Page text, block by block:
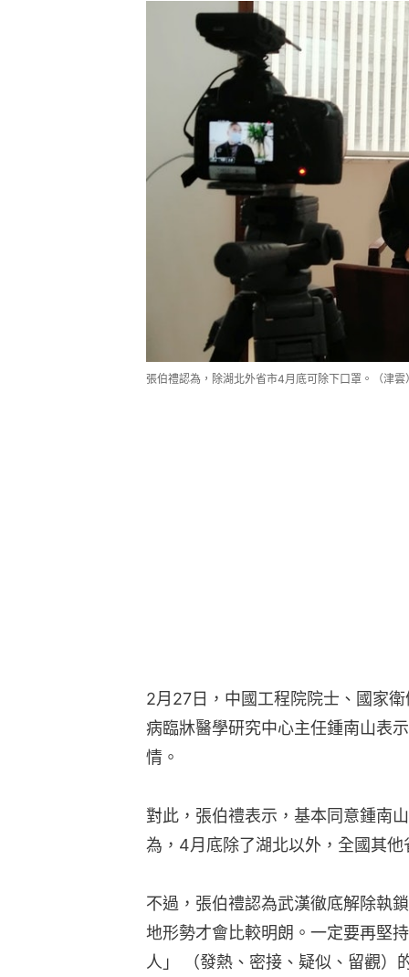
張伯禮認為，除湖北外省市4月底可除下口罩。（津雲
2月27日，中國工程院院士、國家
病臨牀醫學研究中心主任鍾南山表
情。
對此，張伯禮表示，基本同意鍾南
為，4月底除了湖北以外，全國其
不過，張伯禮認為武漢徹底解除執
地形勢才會比較明朗。一定要再堅
人」 （發熱、密接、疑似、留觀）